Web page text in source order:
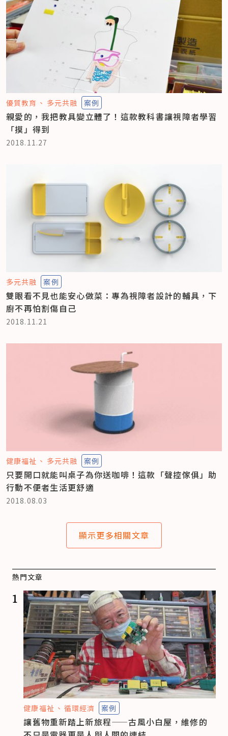
優質教育 多元共融 案例
親愛的，我把教具變立體了！這款教科書讓視障者學習
「摸」得到
2018.11.27
多元共融 案例
雙眼看不見也能安心做菜：專為視障者設計的輔具，下
廚不再怕割傷自己
2018.11.21
健康福祉 多元共融 案例
只要開口就能叫桌子為你送咖啡！這款「聲控傢俱」助
行動不便者生活更舒適
2018.08.03
顯示更多相關文章
熱門文章
1
健康福祉 循環經濟 案例
讓舊物重新踏上新旅程——古風小白屋，維修的